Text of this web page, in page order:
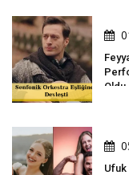
Oldu
Ufuk